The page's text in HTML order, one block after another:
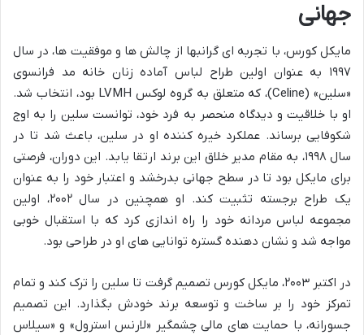
جهانی
مایکل کورس، با تجربه ای گرانبها از چالش ها و موفقیت ها، در سال
۱۹۹۷ به عنوان اولین طراح لباس آماده زنان خانه مد فرانسوی
«سلین» (Celine)، که متعلق به گروه لوکس LVMH بود، انتخاب شد.
او با خلاقیت و دیدگاه منحصر به فرد خود، توانست سلین را به اوج
شکوفایی برساند. عملکرد خیره کننده او در سلین، باعث شد تا در
سال ۱۹۹۸، به مقام مدیر خلاق این برند ارتقا یابد. این دوران، فرصتی
برای مایکل بود تا در سطح جهانی بدرخشد و اعتبار خود را به عنوان
یک طراح برجسته تثبیت کند. او همچنین در سال ۲۰۰۲، اولین
مجموعه لباس مردانه خود را راه اندازی کرد که با استقبال خوبی
مواجه شد و نشان دهنده گستره توانایی های او در طراحی بود.
در اکتبر ۲۰۰۳، مایکل کورس تصمیم گرفت تا سلین را ترک کند و تمام
تمرکز خود را بر ساخت و توسعه برند خودش بگذارد. این تصمیم
جسورانه، با حمایت های مالی چشمگیر «لارنس استرول» و «سیلاس